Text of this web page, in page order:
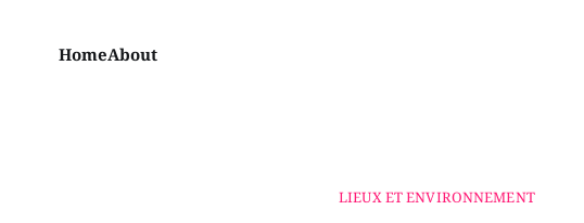
HomeAbout
LIEUX ET ENVIRONNEMENT